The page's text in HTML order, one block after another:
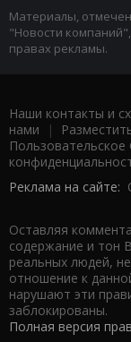
Материалы,
"Новости
правах рекламы.
Наши контакты и
нами |
Реклама на сайте:
Оставляя
содержание и тон
реальных людей,
отношение к
нарушают эти
заблокированы.
Полная версия